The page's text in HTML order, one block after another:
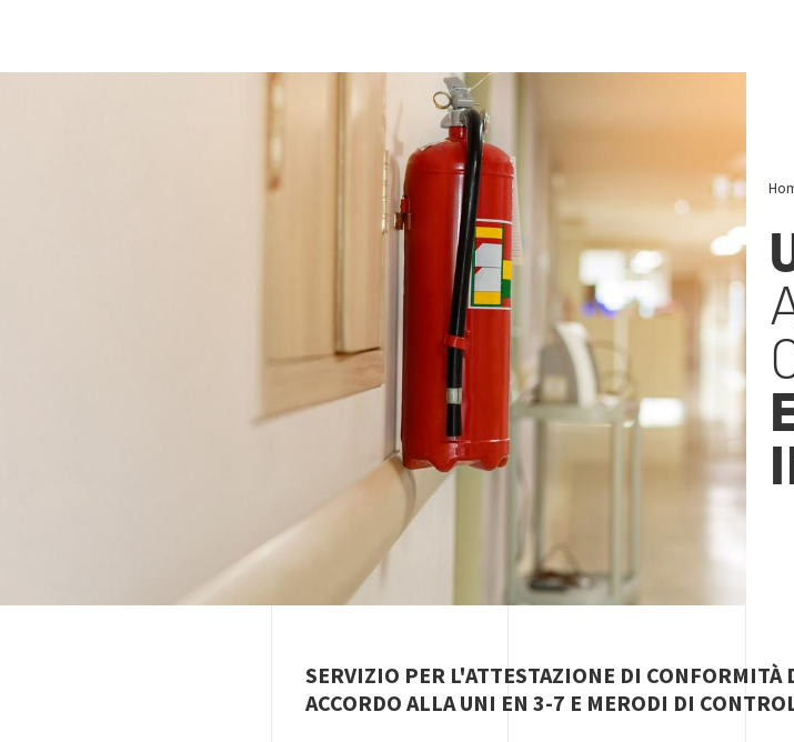
SERVIZIO PER L'ATTESTAZIONE DI
ACCORDO ALLA UNI EN 3-7 E MERODI DI